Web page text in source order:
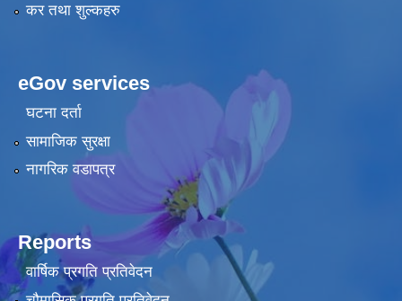
कर तथा शुल्कहरु
eGov services
घटना दर्ता
सामाजिक सुरक्षा
नागरिक वडापत्र
Reports
वार्षिक प्रगति प्रतिवेदन